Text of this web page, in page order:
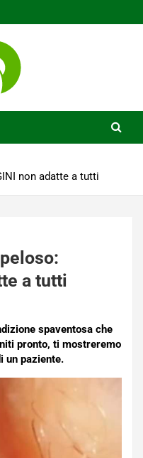
non adatte a tutti
a tutti
spaventosa che
pronto, ti mostreremo
un paziente.